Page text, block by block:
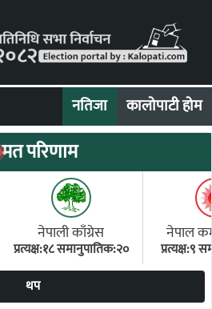
नतिजा कालोपाटी होम
मत परिणाम
नेपाली काँग्रेस
प्रत्यक्ष:१८ समानुपातिक:२०
नेपाल
प्रत्यक्ष:९
थप